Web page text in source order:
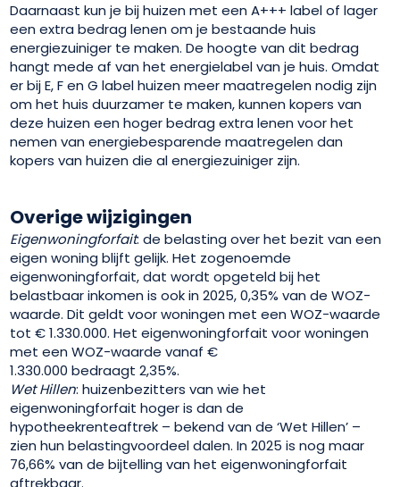
Daarnaast kun je bij huizen met een A+++ label of lager
een extra bedrag lenen om je bestaande huis
energiezuiniger te maken. De hoogte van dit bedrag
hangt mede af van het energielabel van je huis. Omdat
er bij E, F en G label huizen meer maatregelen nodig zijn
om het huis duurzamer te maken, kunnen kopers van
deze huizen een hoger bedrag extra lenen voor het
nemen van energiebesparende maatregelen dan
kopers van huizen die al energiezuiniger zijn.
Overige wijzigingen
Eigenwoningforfait: de belasting over het bezit van een
eigen woning blijft gelijk. Het zogenoemde
eigenwoningforfait, dat wordt opgeteld bij het
belastbaar inkomen is ook in 2025, 0,35% van de WOZ-
waarde. Dit geldt voor woningen met een WOZ-waarde
tot € 1.330.000. Het eigenwoningforfait voor woningen
met een WOZ-waarde vanaf €
1.330.000 bedraagt 2,35%.
Wet Hillen: huizenbezitters van wie het
eigenwoningforfait hoger is dan de
hypotheekrenteaftrek – bekend van de ‘Wet Hillen’ –
zien hun belastingvoordeel dalen. In 2025 is nog maar
76,66% van de bijtelling van het eigenwoningforfait
aftrekbaar.